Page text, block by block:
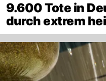
9.600 Tote in
durch extrem